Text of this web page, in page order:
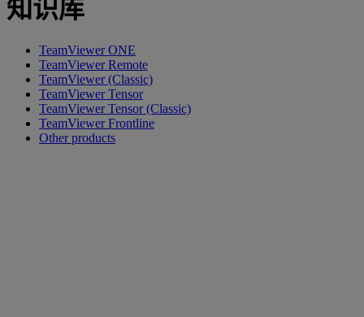
知识库
TeamViewer ONE
TeamViewer Remote
TeamViewer (Classic)
TeamViewer Tensor
TeamViewer Tensor (Classic)
TeamViewer Frontline
Other products